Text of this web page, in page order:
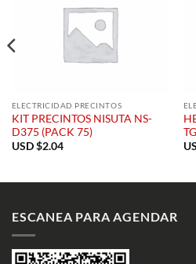
ELECTRICIDAD PRECINTOS
KIT PRECINTOS NISUTA NS-
D375 (PACK 75)
USD $2.04
ESCANEA PARA AGENDAR